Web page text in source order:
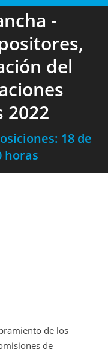
-
del
2022
18 de
horas
de los
de